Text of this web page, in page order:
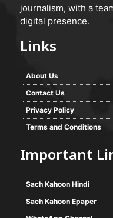
journalism, with a
digital presence.
Links
About Us
Contact Us
Privacy Policy
Terms and Conditions
Important
Sach Kahoon Hindi
Sach Kahoon Epaper